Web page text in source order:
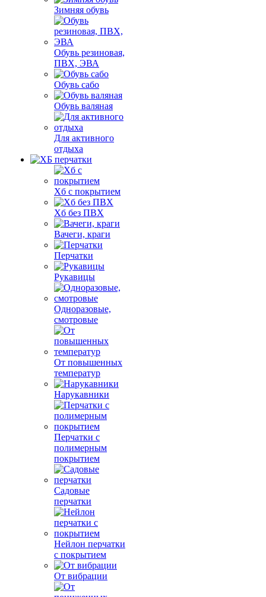
Зимняя обувь
Обувь резиновая,
ПВХ, ЭВА
Обувь сабо
Обувь валяная
Для активного
отдыха
Хб с покрытием
Хб без ПВХ
Вачеги, краги
Перчатки
Рукавицы
Одноразовые,
смотровые
От повышенных
температур
Нарукавники
Перчатки с
полимерным
покрытием
Садовые
перчатки
Нейлон перчатки
с покрытием
От вибрации